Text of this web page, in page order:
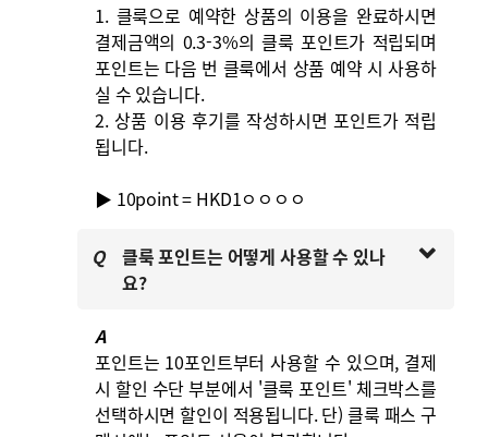
1. 클룩으로 예약한 상품의 이용을 완료하시면
결제금액의 0.3-3%의 클룩 포인트가 적립되며
포인트는 다음 번 클룩에서 상품 예약 시 사용하
실 수 있습니다.
2. 상품 이용 후기를 작성하시면 포인트가 적립
됩니다.
▶ 10point = HKD1ㅇㅇㅇㅇ
Q
클룩 포인트는 어떻게 사용할 수 있나
요?
A
포인트는 10포인트부터 사용할 수 있으며, 결제
시 할인 수단 부분에서 '클룩 포인트' 체크박스를
선택하시면 할인이 적용됩니다. 단) 클룩 패스 구